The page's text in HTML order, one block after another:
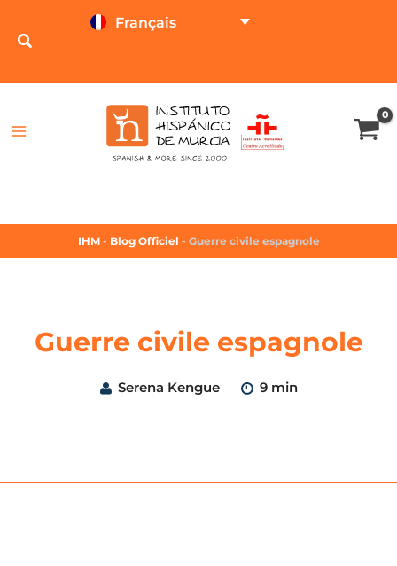
Français
IHM - Blog Officiel - Guerre civile espagnole
Guerre civile espagnole
Serena Kengue 9 min